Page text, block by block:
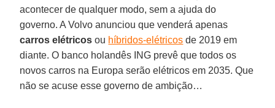
acontecer de qualquer modo, sem a ajuda do
governo. A Volvo anunciou que venderá apenas
carros elétricos ou híbridos-elétricos de 2019 em
diante. O banco holandês ING prevê que todos os
novos carros na Europa serão elétricos em 2035. Que
não se acuse esse governo de ambição…